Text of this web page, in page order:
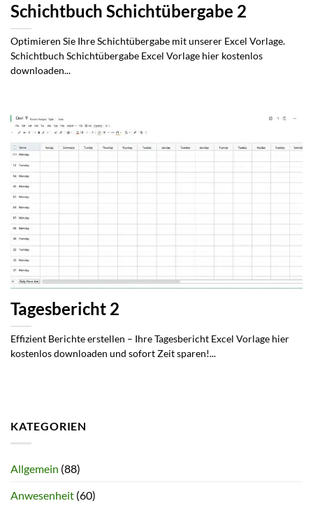
Schichtbuch Schichtübergabe 2
Optimieren Sie Ihre Schichtübergabe mit unserer Excel Vorlage.
Schichtbuch Schichtübergabe Excel Vorlage hier kostenlos
downloaden...
Tagesbericht 2
Effizient Berichte erstellen – Ihre Tagesbericht Excel Vorlage hier
kostenlos downloaden und sofort Zeit sparen!...
KATEGORIEN
Allgemein (88)
Anwesenheit (60)